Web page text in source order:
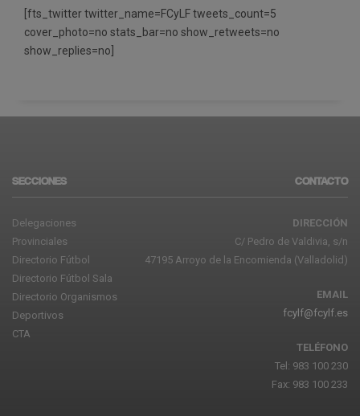
[fts_twitter twitter_name=FCyLF tweets_count=5
cover_photo=no stats_bar=no show_retweets=no
show_replies=no]
SECCIONES
Delegaciones
Provinciales
Directorio Fútbol
Directorio Fútbol Sala
Directorio Organismos
Deportivos
CTA
CONTACTO
DIRECCIÓN
C/ Pedro de Valdivia, s/n
47195 Arroyo de la Encomienda (Valladolid)
EMAIL
fcylf@fcylf.es
TELÉFONO
Tel: 983 100 230
Fax: 983 100 233